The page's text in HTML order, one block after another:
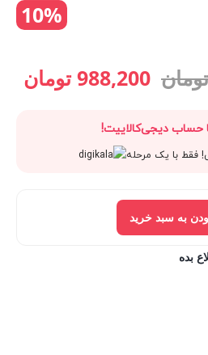
10%
تومان قیمت
اصلی:
بود.
988,200 تومان
حساب دیجی‌کالاییت!
فقط با یک مرحله
به سبد خرید
بده